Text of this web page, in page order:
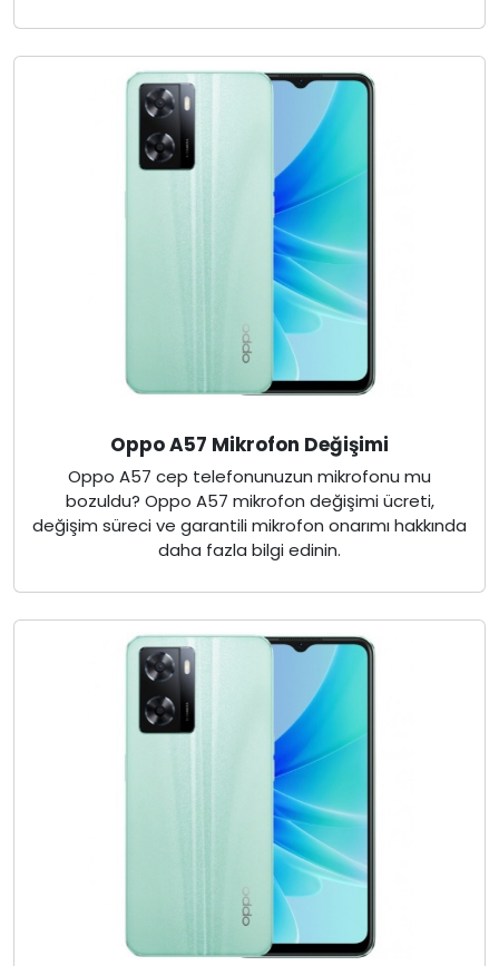
Oppo A57 Mikrofon Değişimi
Oppo A57 cep telefonunuzun mikrofonu mu
bozuldu? Oppo A57 mikrofon değişimi ücreti,
değişim süreci ve garantili mikrofon onarımı hakkında
daha fazla bilgi edinin.